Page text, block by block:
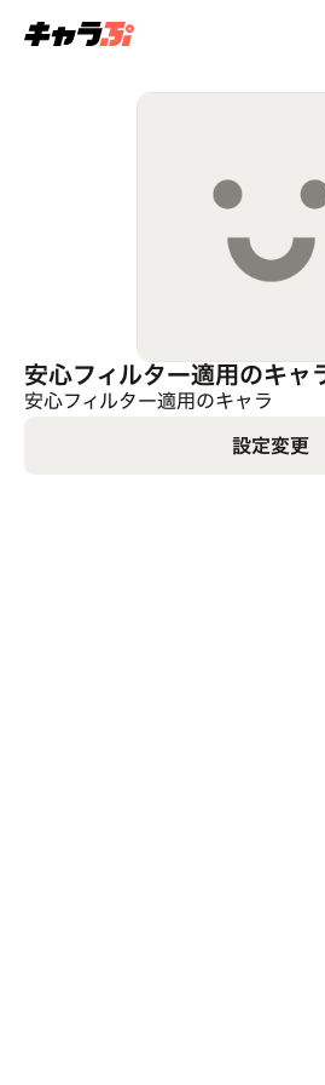
安心フィルター適用のキャ
安心フィルター適用のキャラ
設定変更